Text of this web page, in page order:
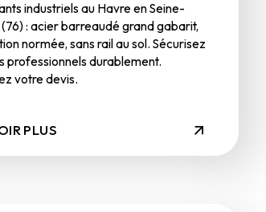
industriels au Havre en Seine-
: acier barreaudé grand gabarit,
normée, sans rail au sol. Sécurisez
professionnels durablement.
votre devis.
PLUS